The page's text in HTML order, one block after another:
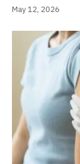
May 12, 2026